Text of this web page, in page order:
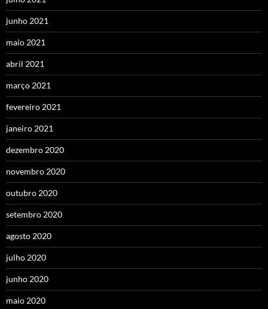
junho 2021
maio 2021
abril 2021
março 2021
fevereiro 2021
janeiro 2021
dezembro 2020
novembro 2020
outubro 2020
setembro 2020
agosto 2020
julho 2020
junho 2020
maio 2020